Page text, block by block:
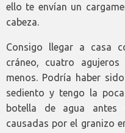
ello te envían un
cabeza.
Consigo llegar a casa
cráneo, cuatro
menos. Podría haber
sediento y tengo la
botella de agua antes
causadas por el granizo